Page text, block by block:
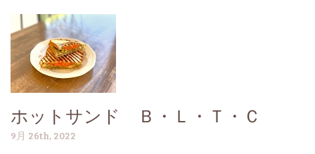
ホットサンド Ｂ・Ｌ・Ｔ・Ｃ
9月 26th, 2022